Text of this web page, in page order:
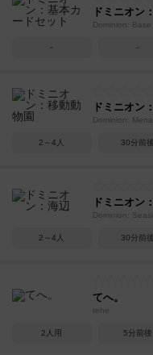
ドミニオン
Dominion:
－ －
ドミニオン
Dominion:
2～4人 30分前後
ドミニオン
Dominion:
2～4人 30分前後
てへ。
tehe
2人用 5分前後